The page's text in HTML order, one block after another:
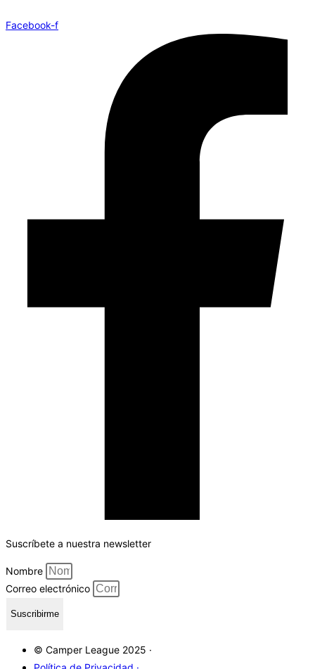
Facebook-f
Suscríbete a nuestra newsletter
Nombre
Correo electrónico
Suscribirme
© Camper League 2025 ·